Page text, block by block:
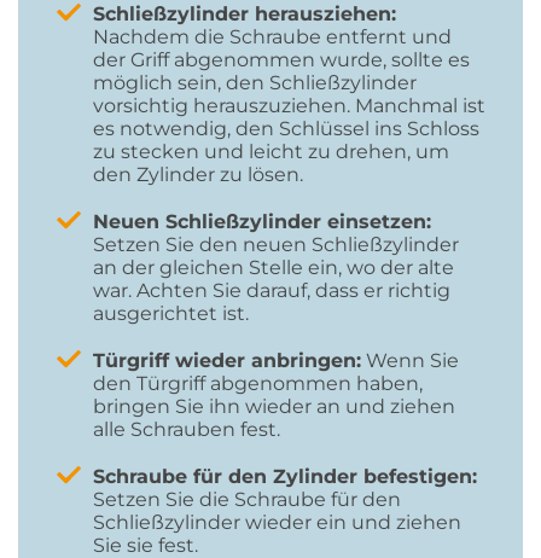
Schließzylinder herausziehen:
Nachdem die Schraube entfernt und
der Griff abgenommen wurde, sollte es
möglich sein, den Schließzylinder
vorsichtig herauszuziehen. Manchmal ist
es notwendig, den Schlüssel ins Schloss
zu stecken und leicht zu drehen, um
den Zylinder zu lösen.
Neuen Schließzylinder einsetzen:
Setzen Sie den neuen Schließzylinder
an der gleichen Stelle ein, wo der alte
war. Achten Sie darauf, dass er richtig
ausgerichtet ist.
Türgriff wieder anbringen: Wenn Sie
den Türgriff abgenommen haben,
bringen Sie ihn wieder an und ziehen
alle Schrauben fest.
Schraube für den Zylinder befestigen:
Setzen Sie die Schraube für den
Schließzylinder wieder ein und ziehen
Sie sie fest.